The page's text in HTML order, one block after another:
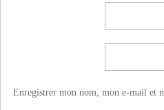
Enregistrer mon nom, mon e-mail et